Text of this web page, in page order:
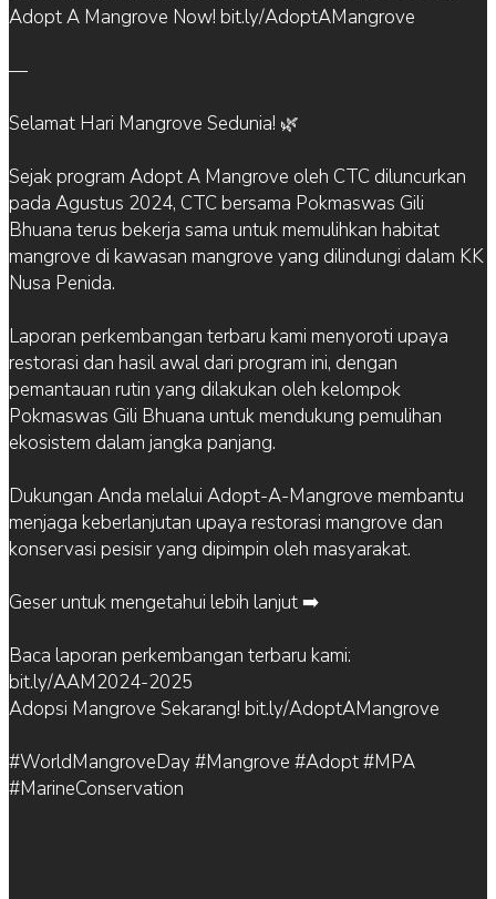
Adopt A Mangrove Now! bit.ly/AdoptAMangrove
—
Selamat Hari Mangrove Sedunia! 🌿
Sejak program Adopt A Mangrove oleh CTC diluncurkan
pada Agustus 2024, CTC bersama Pokmaswas Gili
Bhuana terus bekerja sama untuk memulihkan habitat
mangrove di kawasan mangrove yang dilindungi dalam KK
Nusa Penida.
Laporan perkembangan terbaru kami menyoroti upaya
restorasi dan hasil awal dari program ini, dengan
pemantauan rutin yang dilakukan oleh kelompok
Pokmaswas Gili Bhuana untuk mendukung pemulihan
ekosistem dalam jangka panjang.
Dukungan Anda melalui Adopt-A-Mangrove membantu
menjaga keberlanjutan upaya restorasi mangrove dan
konservasi pesisir yang dipimpin oleh masyarakat.
Geser untuk mengetahui lebih lanjut ➡️
Baca laporan perkembangan terbaru kami:
bit.ly/AAM2024-2025
Adopsi Mangrove Sekarang! bit.ly/AdoptAMangrove
#WorldMangroveDay #Mangrove #Adopt #MPA
#MarineConservation